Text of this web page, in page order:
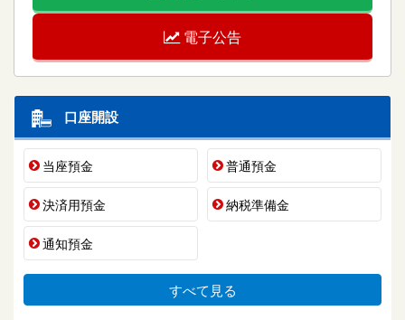
電子公告
口座開設
当座預金 普通預金
決済用預金 納税準備金
通知預金
すべて見る